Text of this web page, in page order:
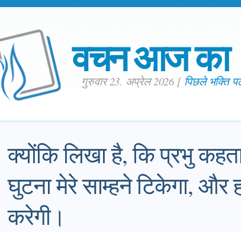
वचन आज का
गुरुवार 23. अप्रेल 2026 [ पिछले भक्ति
क्योंकि लिखा है, कि प्रभु
घुटना मेरे साम्हने टिकेगा, और
करेगी।